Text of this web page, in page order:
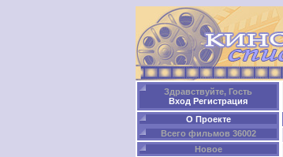
Здравствуйте, Гость
Вход Регистрация
О Проекте
Всего фильмов 36002
Новое